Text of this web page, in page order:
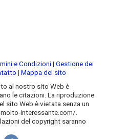
e Condizioni| Gestione dei
| Mappa del sito
al nostro sito Web è
le citazioni. La riproduzione
sito Web è vietata senza un
interessante.com/.
del copyright saranno